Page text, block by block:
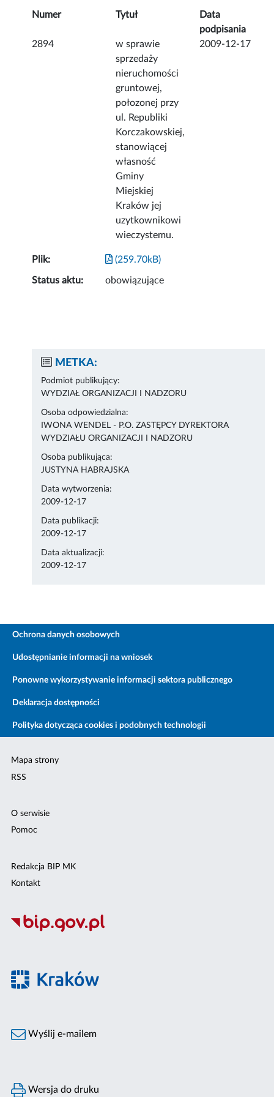
Numer Tytuł
Data
podpisania
2894
w sprawie
sprzedaży
nieruchomości
gruntowej,
połozonej przy
ul. Republiki
Korczakowskiej,
stanowiącej
własność
Gminy
Miejskiej
Kraków jej
uzytkownikowi
wieczystemu.
2009-12-17
Plik: (259.70kB)
Status aktu: obowiązujące
METKA:
Podmiot publikujący:
WYDZIAŁ ORGANIZACJI I NADZORU
Osoba odpowiedzialna:
IWONA WENDEL - P.O. ZASTĘPCY DYREKTORA
WYDZIAŁU ORGANIZACJI I NADZORU
Osoba publikująca:
JUSTYNA HABRAJSKA
Data wytworzenia:
2009-12-17
Data publikacji:
2009-12-17
Data aktualizacji:
2009-12-17
Ochrona danych osobowych
Udostępnianie informacji na wniosek
Ponowne wykorzystywanie informacji sektora publicznego
Deklaracja dostępności
Polityka dotycząca cookies i podobnych technologii
Mapa strony
RSS
O serwisie
Pomoc
Redakcja BIP MK
Kontakt
Wyślij e-mailem
Wersja do druku